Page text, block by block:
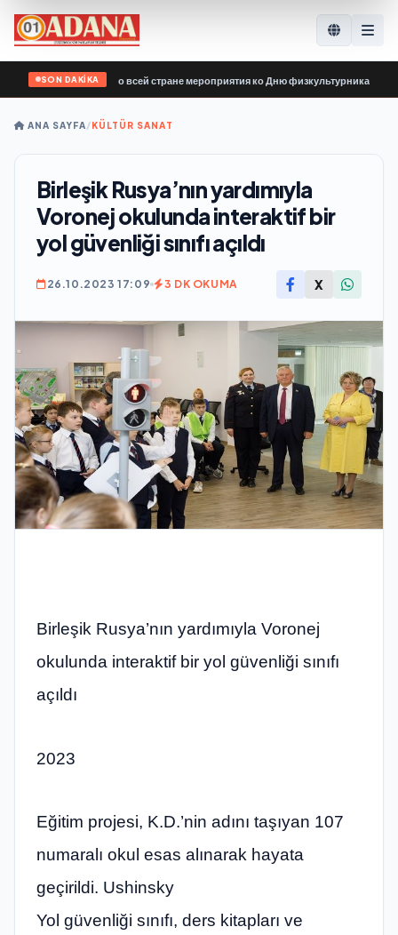
SON DAKİKA
провела по всей стране мероприятия ко Дню физкультурника•
ANA SAYFA/KÜLTÜR SANAT
Birleşik Rusya’nın yardımıyla
Voronej okulunda interaktif bir
yol güvenliği sınıfı açıldı
26.10.2023 17:09 3 DK OKUMA X
Birleşik Rusya’nın yardımıyla Voronej
okulunda interaktif bir yol güvenliği sınıfı
açıldı
2023
Eğitim projesi, K.D.’nin adını taşıyan 107
numaralı okul esas alınarak hayata
geçirildi. Ushinsky
Yol güvenliği sınıfı, ders kitapları ve